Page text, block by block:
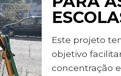
Este projeto
objetivo
concentração